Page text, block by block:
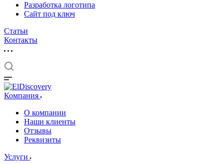
Разработка логотипа
Сайт под ключ
Статьи
Контакты
Компания
О компании
Наши клиенты
Отзывы
Реквизиты
Услуги